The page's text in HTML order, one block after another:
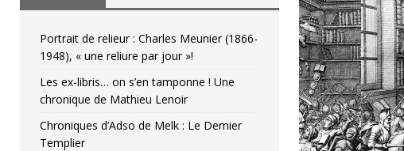
Portrait de relieur : Charles Meunier (1866-
1948), « une reliure par jour »!
Les ex-libris… on s’en tamponne ! Une
chronique de Mathieu Lenoir
Chroniques d’Adso de Melk : Le Dernier
Templier